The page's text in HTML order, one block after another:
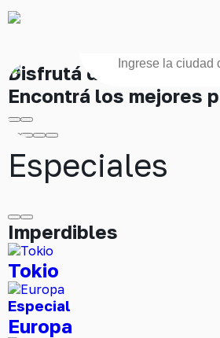
Encontrá los
Disfrutá de los
Encontrá los mejores
Especiales
Imperdibles
Tokio
Especial
Europa